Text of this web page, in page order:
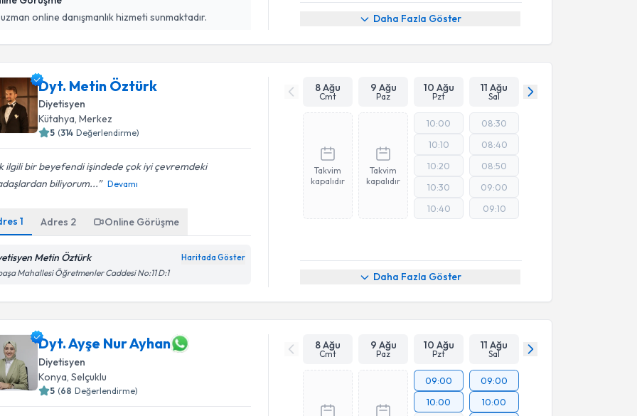
online danışmanlık hizmeti sunmaktadır.
Daha Fazla Göster
Dyt. Metin Öztürk
Diyetisyen
Kütahya,Merkez
5 (314 Değerlendirme)
ilgili bir beyefendi işindede çok iyi çevremdeki
biliyorum...
Devamı
1 Adres 2 Online Görüşme
Metin Öztürk Haritada Göster
Mahallesi Öğretmenler Caddesi No:11 D:1
8 Ağu
Cmt
9 Ağu
Paz
10 Ağu
Pzt
11 Ağu
Sal
Takvim
kapalıdır
Takvim
kapalıdır
10:00
10:10
10:20
10:30
10:40
08:30
08:40
08:50
09:00
09:10
Daha Fazla Göster
Dyt. Ayşe Nur Ayhan
Diyetisyen
Konya ,Selçuklu
5 (68 Değerlendirme)
8 Ağu
Cmt
9 Ağu
Paz
10 Ağu
Pzt
11 Ağu
Sal
09:00
10:00
09:00
10:00